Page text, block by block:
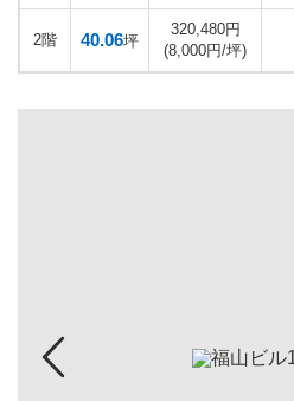
2階 40.06坪
320,480円
(8,000円/坪)